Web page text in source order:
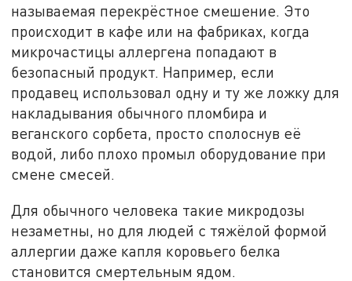
называемая перекрёстное смешение. Это
происходит в кафе или на фабриках, когда
микрочастицы аллергена попадают в
безопасный продукт. Например, если
продавец использовал одну и ту же ложку для
накладывания обычного пломбира и
веганского сорбета, просто сполоснув её
водой, либо плохо промыл оборудование при
смене смесей.
Для обычного человека такие микродозы
незаметны, но для людей с тяжёлой формой
аллергии даже капля коровьего белка
становится смертельным ядом.